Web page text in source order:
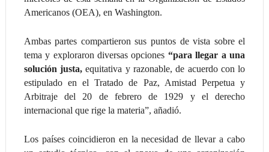
Americanos (OEA), en Washington.
Ambas partes compartieron sus puntos de vista sobre el
tema y exploraron diversas opciones “para llegar a una
solución justa, equitativa y razonable, de acuerdo con lo
estipulado en el Tratado de Paz, Amistad Perpetua y
Arbitraje del 20 de febrero de 1929 y el derecho
internacional que rige la materia”, añadió.
Los países coincidieron en la necesidad de llevar a cabo